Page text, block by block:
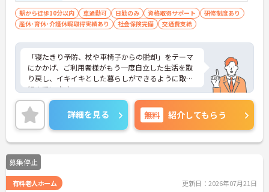
駅から徒歩10分以内 車通勤可 日勤のみ 資格取得サポート
研修制度あり
産休･育休･介護休暇取得実績あり
社会保険完備 交通費支給
「寝たきり予防、杖や車椅子からの脱却」をテーマ
にかかげ、ご利用者様がもう一度自立した生活を取
り戻し、イキイキとした暮らしができるように取り
組んでいます。
整骨院からスタートした法人で、現在も店舗を増や
し続けている安定感のある母体です。事業拡大傾向
にあるため、頑張り次第ではキャリアアップも見込
めるます。複数の店舗を経営しているノウハウを生
かした研修制度も自身の成長に繋がります。自立支
援に向けての熱い想いのスタッフが多く、活気があ
る職場も魅力の1つです。
ご興味のある方はお気軽にお問い合わせ下さいま
せ。
詳細を見る 無料 紹介してもらう
募集停止
有料老人ホーム 更新日：2026年07月21日